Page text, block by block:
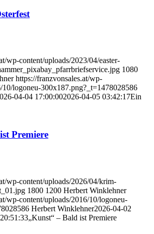
wp-content/uploads/2023/04/easter-
1080
https://franzvonsales.at/wp-
10/logoneu-300x187.png?_t=1478028586
04-04 17:00:002026-04-05 03:42:17Ein
Premiere
wp-content/uploads/2026/04/krim-
1800 1200 Herbert Winklehner
wp-content/uploads/2016/10/logoneu-
Herbert Winklehner2026-04-02
„Kunst“ – Bald ist Premiere